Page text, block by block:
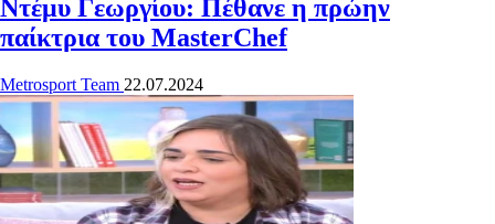
Ντέμυ Γεωργίου: Πέθανε η πρώην
παίκτρια του MasterChef
Metrosport Team 22.07.2024